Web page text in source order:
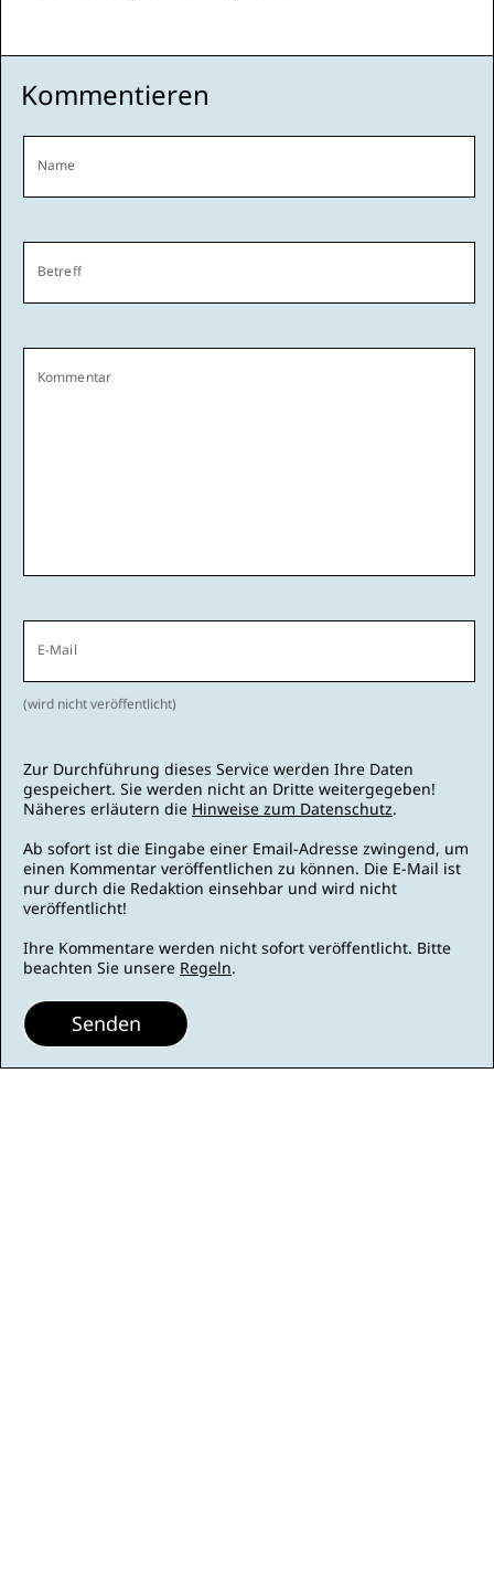
Kommentieren
Name
Betreff
Kommentar
E-Mail
(wird nicht veröffentlicht)
Zur Durchführung dieses Service werden Ihre Daten
gespeichert. Sie werden nicht an Dritte weitergegeben!
Näheres erläutern die Hinweise zum Datenschutz.
Ab sofort ist die Eingabe einer Email-Adresse zwingend, um
einen Kommentar veröffentlichen zu können. Die E-Mail ist
nur durch die Redaktion einsehbar und wird nicht
veröffentlicht!
Ihre Kommentare werden nicht sofort veröffentlicht. Bitte
beachten Sie unsere Regeln.
Senden